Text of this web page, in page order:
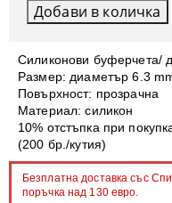
Силиконови буферчета/
Размер: диаметър 6.3
Повърхност: прозрачна
Материал: силикон
10% отстъпка при
(200 бр./кутия)
Безплатна доставка със
поръчка над 130 евро.